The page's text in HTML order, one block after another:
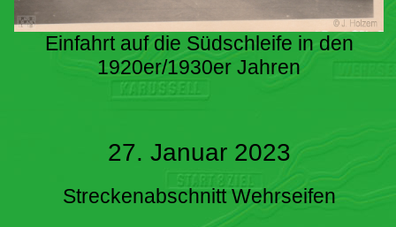
Einfahrt auf die Südschleife in den
1920er/1930er Jahren
27. Januar 2023
Streckenabschnitt Wehrseifen